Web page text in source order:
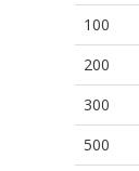
100
200
300
500